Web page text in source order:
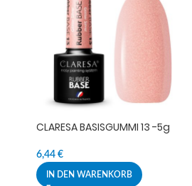
CLARESA BASISGUMMI 13 -5g
6,44 €
IN DEN WARENKORB